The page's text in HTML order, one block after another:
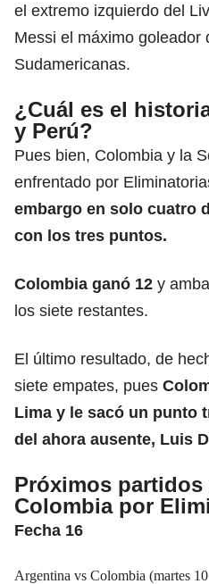
el extremo izquierdo del
Messi el máximo goleador
Sudamericanas.
¿Cuál es el
y Perú?
Pues bien, Colombia y la
enfrentado por
embargo en solo cuatro
con los tres puntos.
Colombia ganó 12 y
los siete restantes.
El último resultado, de
siete empates, pues
Lima y le sacó un punto
del ahora ausente, Luis
Próximos partidos
Colombia por
Fecha 16
Argentina vs Colombia (martes